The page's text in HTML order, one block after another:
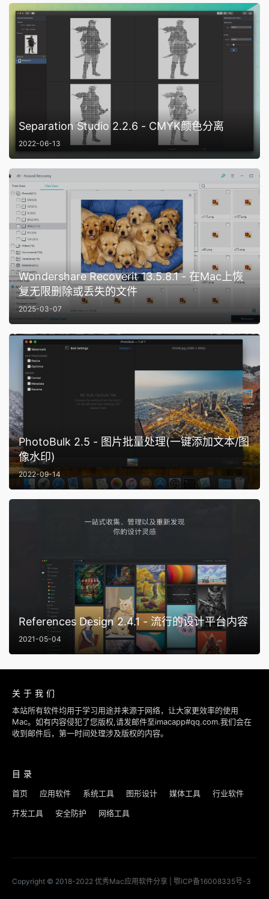
Separation Studio 2.2.6 - CMYK颜色分离
2022-06-13
Wondershare Recoverit 13.5.8.1 - 在Mac上恢
复无限删除或丢失的文件
2025-03-07
PhotoBulk 2.5 - 图片批量处理(一键添加文本/图
像水印)
2022-09-14
References Design 2.4.1 - 流行的设计平台内容
2021-05-04
关于我们
本站所有软件均用于学习用途并来源于网络，让大家更效率的使用
Mac。如有内容侵犯了您版权,请发邮件至imacapp#qq.com.我们会在
收到邮件后，第一时间处理涉及版权的内容。
目录
首页 应用软件 系统工具 图形设计 媒体工具 行业软件
开发工具 安全防护 网络工具
Copyright © 2018-2022 优秀Mac应用软件分享 鄂ICP备16008335号-3